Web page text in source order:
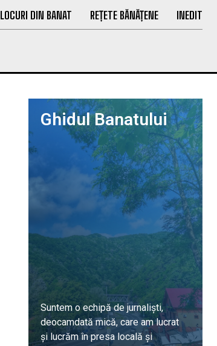
LOCURI DIN BANAT REȚETE BĂNĂȚENE INEDIT
Ghidul Banatului
Suntem o echipă de jurnaliști,
deocamdată mică, care am lucrat
și lucrăm în presa locală și